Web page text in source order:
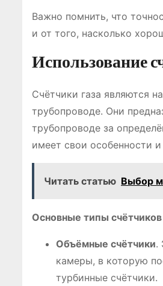
Важно помнить, что
и от того, насколько
Использование
Счётчики газа являются
трубопроводе. Они
трубопроводе за
имеет свои особенности
Читать статью Выбор
Основные типы счётчиков
Объёмные счётчики.
камеры, в которую
турбинные счётчики.